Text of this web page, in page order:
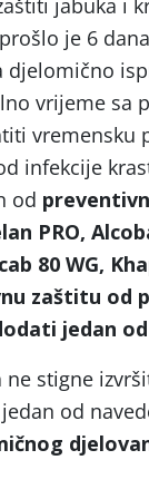
jabuka i
je 6
djelomično
vrijeme sa
vremensku
infekcije
od
PRO,
80 WG,
zaštitu od
jedan
stigne
od